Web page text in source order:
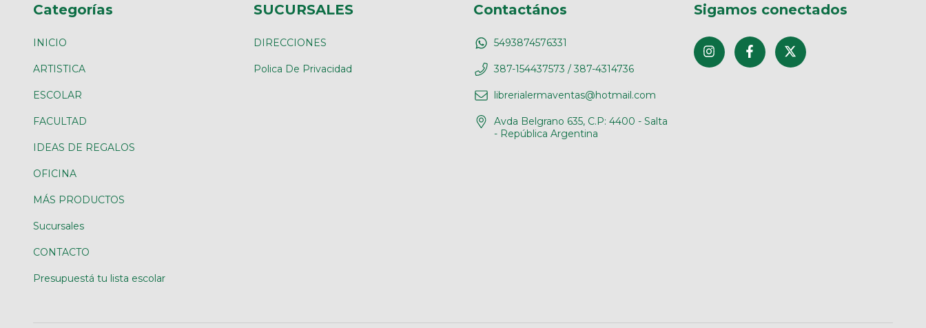
Categorías
INICIO
ARTISTICA
ESCOLAR
FACULTAD
IDEAS DE REGALOS
OFICINA
MÁS PRODUCTOS
Sucursales
CONTACTO
Presupuestá tu lista escolar
SUCURSALES
DIRECCIONES
Polica De Privacidad
Contactános
5493874576331
387-154437573 / 387-4314736
librerialermaventas@hotmail.com
Avda Belgrano 635, C.P: 4400 - Salta
- República Argentina
Sigamos conectados